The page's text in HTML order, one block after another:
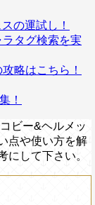
の運試し！
ラタグ検索を実
略はこちら！
！
ビー&ヘルメッ
点や使い方を解
にして下さい。